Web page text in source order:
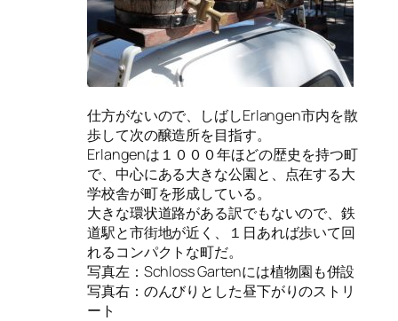
仕方がないので、しばしErlangen市内を散
歩して次の醸造所を目指す。
Erlangenは１０００年ほどの歴史を持つ町
で、中心にある大きな公園と、点在する大
学校舎が町を形成している。
大きな環状道路がある訳でもないので、鉄
道駅と市街地が近く、１日あれば歩いて回
れるコンパクトな町だ。
写真左：Schloss Gartenには植物園も併設
写真右：のんびりとした昼下がりのストリ
ート